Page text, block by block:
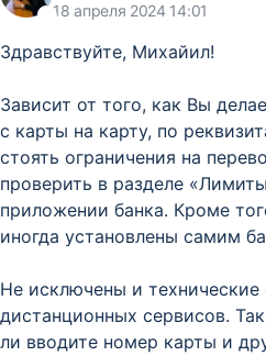
18 апреля 2024 14:01
Здравствуйте, Михайил!
Зависит от того, как Вы
с карты на карту, по
стоять ограничения на
проверить в разделе
приложении банка. Кроме
иногда установлены самим
Не исключены и технические
дистанционных сервисов.
ли вводите номер карты и